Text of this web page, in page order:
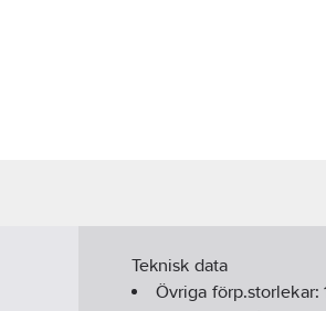
Teknisk data
Övriga förp.storlekar: